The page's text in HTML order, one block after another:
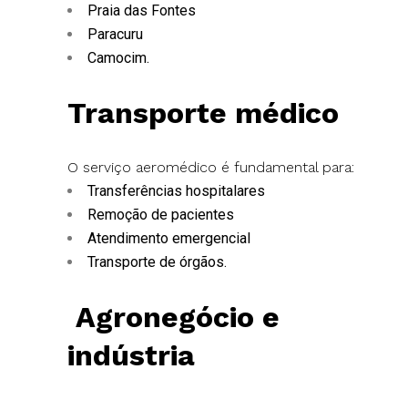
Praia das Fontes
Paracuru
Camocim.
Transporte médico
O serviço aeromédico é fundamental para:
Transferências hospitalares
Remoção de pacientes
Atendimento emergencial
Transporte de órgãos.
Agronegócio e
indústria